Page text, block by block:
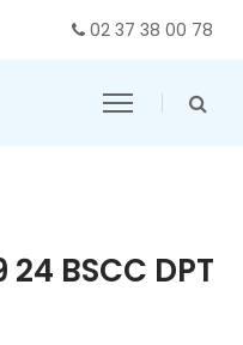
02 37 38 00 78
24 BSCC DPT